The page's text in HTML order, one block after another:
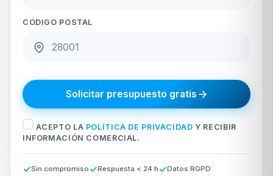
CÓDIGO POSTAL
Solicitar presupuesto gratis
ACEPTO LA POLÍTICA DE PRIVACIDAD Y RECIBIR
INFORMACIÓN COMERCIAL.
Sin compromiso Respuesta < 24 h Datos RGPD